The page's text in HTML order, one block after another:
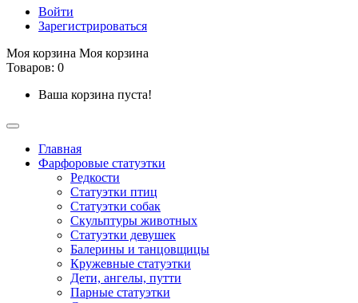
Войти
Зарегистрироваться
Моя корзина Моя корзина
Товаров: 0
Ваша корзина пуста!
Главная
Фарфоровые статуэтки
Редкости
Cтатуэтки птиц
Cтатуэтки собак
Скульптуры животных
Статуэтки девушек
Балерины и танцовщицы
Кружевные статуэтки
Дети, ангелы, путти
Парные статуэтки